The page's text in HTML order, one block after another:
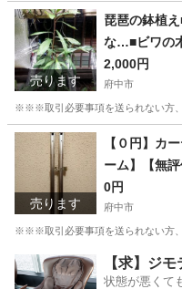
東京 府中市 その他 個人
売ります
琵琶の鉢植
な…■ビワの
2,000円
府中市
※※※取引必要事項を送られない方
東京 府中市 家庭用品
売ります
【０円】カ
ーム】【無
0円
府中市
※※※取引必要事項を送られない方
東京 府中市 カーテン、ブ
【求】ジ
状態が悪くて